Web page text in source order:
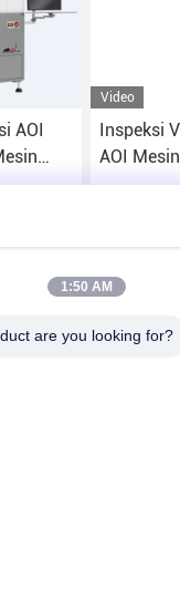
AOI
Video
Inspeksi
AOI
Otomatis
1:50 AM
are you looking for?